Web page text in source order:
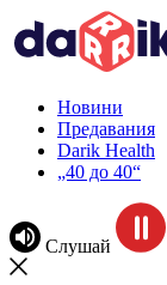
Новини
Предавания
Darik Health
„40 до 40“
Слушай